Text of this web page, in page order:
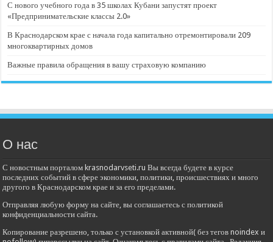
С нового учебного года в 35 школах Кубани запустят проект
«Предпринимательские классы 2.0»
В Краснодарском крае с начала года капитально отремонтировали 209
многоквартирных домов
Важные правила обращения в вашу страховую компанию
О нас
С новостным порталом krasnodarvseti.ru Вы всегда будете в курсе
последних событий в сфере экономики, политики, происшествиях и много
другого в Краснодарском крае и за его пределами.
Отправляя любую форму на сайте, вы соглашаетесь с политикой
конфиденциальности сайта.
Копирование разрешено, только с установкой активной( без тегов noindex и